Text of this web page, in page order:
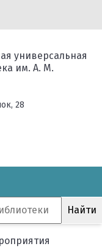
универсальная
им. А. М.
28